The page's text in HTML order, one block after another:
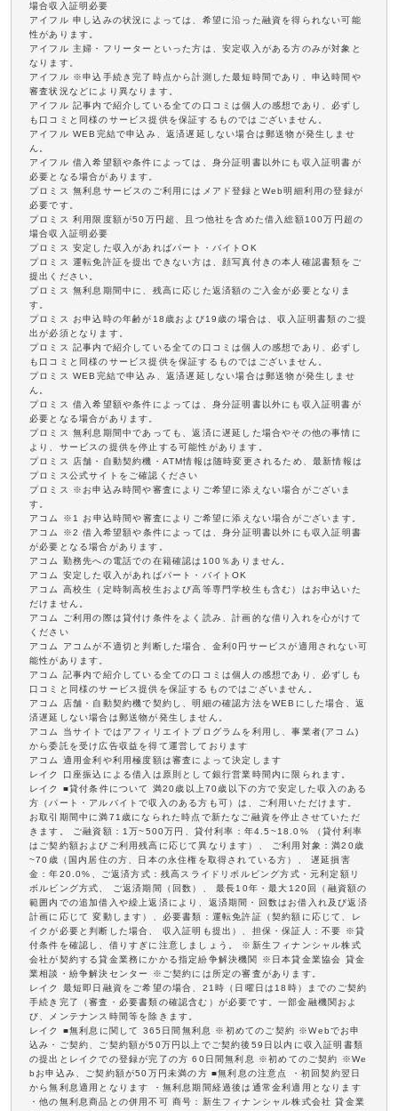
場合収入証明必要
アイフル 申し込みの状況によっては、希望に沿った融資を得られない可能
性があります。
アイフル 主婦・フリーターといった方は、安定収入がある方のみが対象と
なります。
アイフル ※申込手続き完了時点から計測した最短時間であり、申込時間や
審査状況などにより異なります。
アイフル 記事内で紹介している全ての口コミは個人の感想であり、必ずし
も口コミと同様のサービス提供を保証するものではございません。
アイフル WEB完結で申込み、返済遅延しない場合は郵送物が発生しませ
ん。
アイフル 借入希望額や条件によっては、身分証明書以外にも収入証明書が
必要となる場合があります。
プロミス 無利息サービスのご利用にはメアド登録とWeb明細利用の登録が
必要です。
プロミス 利用限度額が50万円超、且つ他社を含めた借入総額100万円超の
場合収入証明必要
プロミス 安定した収入があればパート・バイトOK
プロミス 運転免許証を提出できない方は、顔写真付きの本人確認書類をご
提出ください。
プロミス 無利息期間中に、残高に応じた返済額のご入金が必要となりま
す。
プロミス お申込時の年齢が18歳および19歳の場合は、収入証明書類のご提
出が必須となります。
プロミス 記事内で紹介している全ての口コミは個人の感想であり、必ずし
も口コミと同様のサービス提供を保証するものではございません。
プロミス WEB完結で申込み、返済遅延しない場合は郵送物が発生しませ
ん。
プロミス 借入希望額や条件によっては、身分証明書以外にも収入証明書が
必要となる場合があります。
プロミス 無利息期間中であっても、返済に遅延した場合やその他の事情に
より、サービスの提供を停止する可能性があります。
プロミス 店舗・自動契約機・ATM情報は随時変更されるため、最新情報は
プロミス公式サイトをご確認ください
プロミス ※お申込み時間や審査によりご希望に添えない場合がございま
す。
アコム ※1 お申込時間や審査によりご希望に添えない場合がございます。
アコム ※2 借入希望額や条件によっては、身分証明書以外にも収入証明書
が必要となる場合があります。
アコム 勤務先への電話での在籍確認は100％ありません。
アコム 安定した収入があればパート・バイトOK
アコム 高校生（定時制高校生および高等専門学校生も含む）はお申込いた
だけません。
アコム ご利用の際は貸付け条件をよく読み、計画的な借り入れを心がけて
ください
アコム アコムが不適切と判断した場合、金利0円サービスが適用されない可
能性があります。
アコム 記事内で紹介している全ての口コミは個人の感想であり、必ずしも
口コミと同様のサービス提供を保証するものではございません。
アコム 店舗・自動契約機で契約し、明細の確認方法をWEBにした場合、返
済遅延しない場合は郵送物が発生しません。
アコム 当サイトではアフィリエイトプログラムを利用し、事業者(アコム)
から委託を受け広告収益を得て運営しております
アコム 適用金利や利用極度額は審査によって決定します
レイク 口座振込による借入は原則として銀行営業時間内に限られます。
レイク ■貸付条件について 満20歳以上70歳以下の方で安定した収入のある
方（パート・アルバイトで収入のある方も可）は、ご利用いただけます。
お取引期間中に満71歳になられた時点で新たなご融資を停止させていただ
きます。 ご融資額：1万~500万円、貸付利率：年4.5~18.0% （貸付利率
はご契約額およびご利用残高に応じて異なります）、 ご利用対象：満20歳
~70歳（国内居住の方、日本の永住権を取得されている方）、 遅延損害
金：年20.0%、ご返済方式：残高スライドリボルビング方式・元利定額リ
ボルビング方式、 ご返済期間（回数）、 最長10年・最大120回（融資額の
範囲内での追加借入や繰上返済により、返済期間・回数はお借入れ及び返済
計画に応じて 変動します）、必要書類：運転免許証（契約額に応じて、レ
イクが必要と判断した場合、 収入証明も提出）、担保・保証人：不要 ※貸
付条件を確認し、借りすぎに注意しましょう。 ※新生フィナンシャル株式
会社が契約する貸金業務にかかる指定紛争解決機関 ※日本貸金業協会 貸金
業相談・紛争解決センター ※ご契約には所定の審査があります。
レイク 最短即日融資をご希望の場合、21時（日曜日は18時）までのご契約
手続き完了（審査・必要書類の確認含む）が必要です。一部金融機関およ
び、メンテナンス時間等を除きます。
レイク ■無利息に関して 365日間無利息 ※初めてのご契約 ※Webでお申
込み・ご契約、ご契約額が50万円以上でご契約後59日以内に収入証明書類
の提出とレイクでの登録が完了の方 60日間無利息 ※初めてのご契約 ※We
bお申込み、ご契約額が50万円未満の方 ■無利息の注意点 ・初回契約翌日
から無利息適用となります ・無利息期間経過後は通常金利適用となります
・他の無利息商品との併用不可 商号：新生フィナンシャル株式会社 貸金業